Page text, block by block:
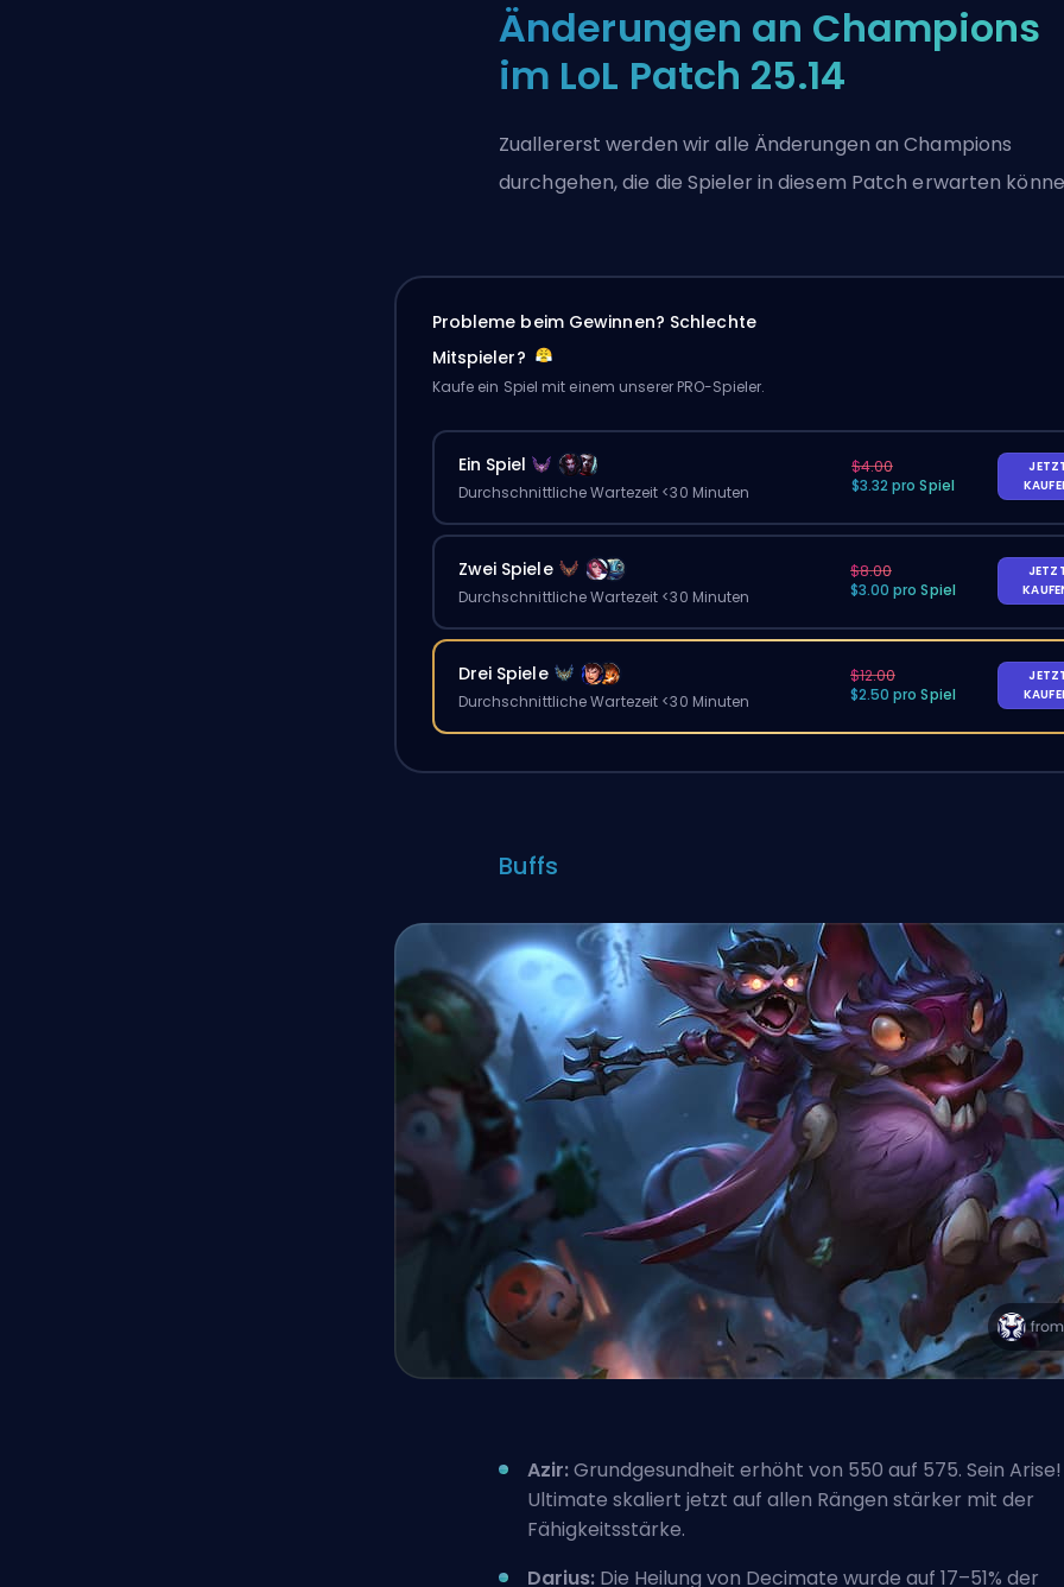
Änderungen an Champions
im LoL Patch 25.14
Zuallererst werden wir alle Änderungen an Champions
durchgehen, die die Spieler in diesem Patch erwarten
Probleme beim Gewinnen? Schlechte
Mitspieler?
Kaufe ein Spiel mit einem unserer PRO-Spieler.
Ein Spiel
Durchschnittliche Wartezeit <30 Minuten
$4.00
$3.32 pro Spiel
Zwei Spiele
Durchschnittliche Wartezeit <30 Minuten
$8.00
$3.00 pro Spiel
Drei Spiele
Durchschnittliche Wartezeit <30 Minuten
$12.00
$2.50 pro Spiel
Buffs
Azir:Grundgesundheit erhöht von 550 auf 575. Sein Arise!
Ultimate skaliert jetzt auf allen Rängen stärker mit der
Fähigkeitsstärke.
Darius: Die Heilung von Decimate wurde auf 17–51% der